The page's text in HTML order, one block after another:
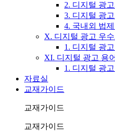
2. 디지털 광
3. 디지털 광
4. 국내외 법
X. 디지털 광고 우수
1. 디지털 광
XI. 디지털 광고 용
1. 디지털 광
자료실
교재가이드
교재가이드
교재가이드